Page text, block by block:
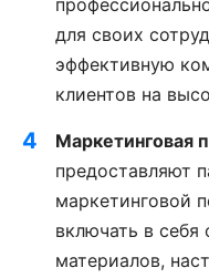
для своих
эффективную
клиентов на
Маркетинговая
предоставляют
маркетинговой
включать в себя
материалов,